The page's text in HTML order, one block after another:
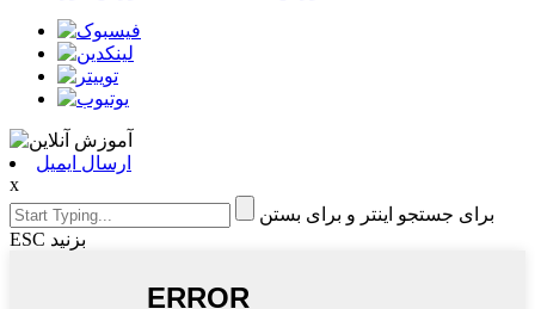
ارسال ایمیل
x
برای جستجو اینتر و برای بستن
ESC بزنید